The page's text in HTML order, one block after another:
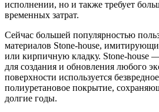
исполнении, но и также требует
временных затрат.
Сейчас большей популярностью
материалов Stone-house,
или кирпичную кладку. Stone-house
для создания и обновления любого
поверхности используется
полиуретановое покрытие,
долгие годы.